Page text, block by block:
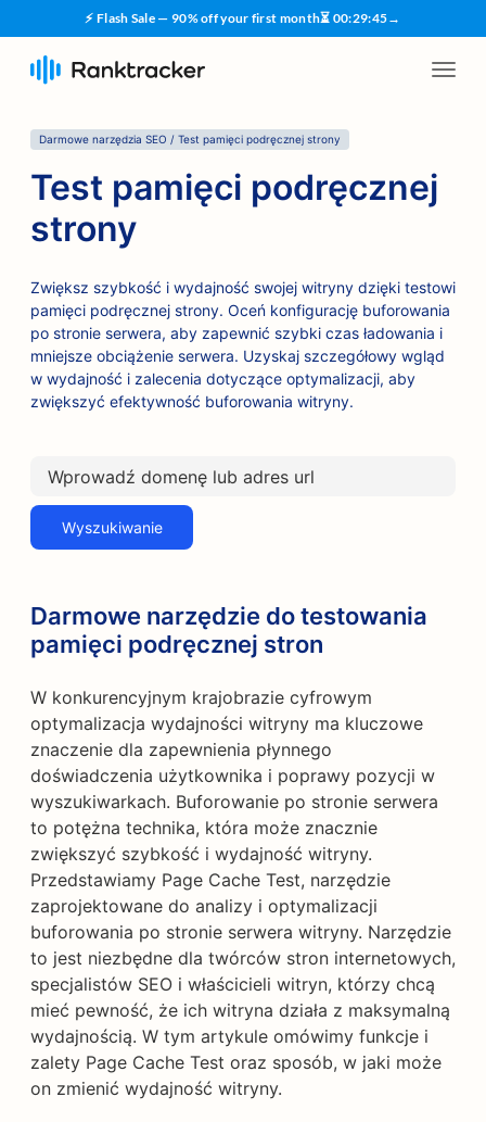
⚡ Flash Sale — 90% off your first month⏳ 00:29:45→
Darmowe narzędzia SEO / Test pamięci podręcznej strony
Test pamięci podręcznej
strony
Zwiększ szybkość i wydajność swojej witryny dzięki testowi
pamięci podręcznej strony. Oceń konfigurację buforowania
po stronie serwera, aby zapewnić szybki czas ładowania i
mniejsze obciążenie serwera. Uzyskaj szczegółowy wgląd
w wydajność i zalecenia dotyczące optymalizacji, aby
zwiększyć efektywność buforowania witryny.
Wyszukiwanie
Darmowe narzędzie do testowania
pamięci podręcznej stron
W konkurencyjnym krajobrazie cyfrowym
optymalizacja wydajności witryny ma kluczowe
znaczenie dla zapewnienia płynnego
doświadczenia użytkownika i poprawy pozycji w
wyszukiwarkach. Buforowanie po stronie serwera
to potężna technika, która może znacznie
zwiększyć szybkość i wydajność witryny.
Przedstawiamy Page Cache Test, narzędzie
zaprojektowane do analizy i optymalizacji
buforowania po stronie serwera witryny. Narzędzie
to jest niezbędne dla twórców stron internetowych,
specjalistów SEO i właścicieli witryn, którzy chcą
mieć pewność, że ich witryna działa z maksymalną
wydajnością. W tym artykule omówimy funkcje i
zalety Page Cache Test oraz sposób, w jaki może
on zmienić wydajność witryny.